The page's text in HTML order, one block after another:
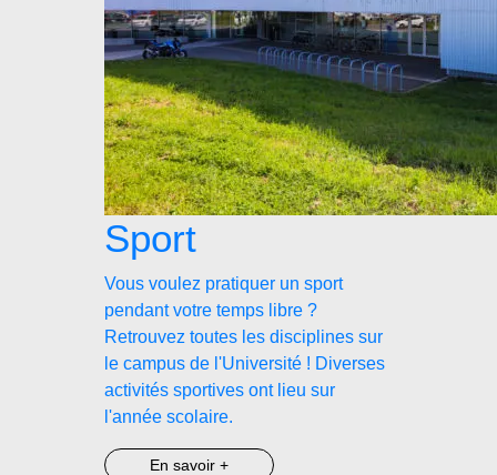
Sport
Vous voulez pratiquer un sport
pendant votre temps libre ?
Retrouvez toutes les disciplines sur
le campus de l'Université ! Diverses
activités sportives ont lieu sur
l'année scolaire.
En savoir +